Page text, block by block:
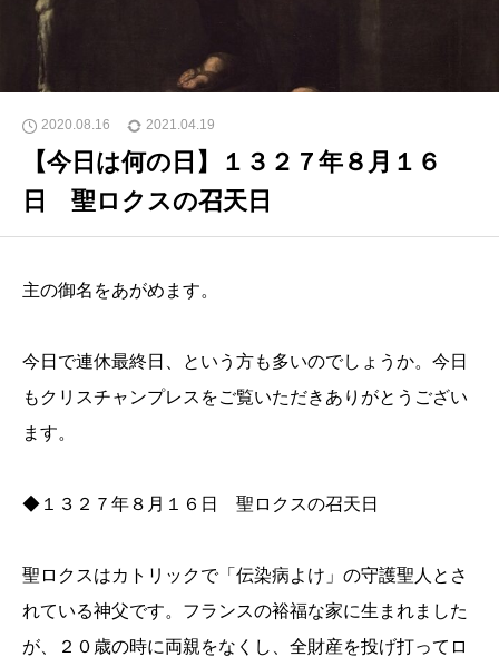
2020.08.16 2021.04.19
【今日は何の日】１３２７年８月１６
日 聖ロクスの召天日
主の御名をあがめます。
今日で連休最終日、という方も多いのでしょうか。今日
もクリスチャンプレスをご覧いただきありがとうござい
ます。
◆１３２７年８月１６日 聖ロクスの召天日
聖ロクスはカトリックで「伝染病よけ」の守護聖人とさ
れている神父です。フランスの裕福な家に生まれました
が、２０歳の時に両親をなくし、全財産を投げ打ってロ